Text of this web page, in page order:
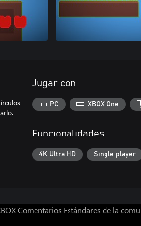
Jugar con
PC XBOX One
Funcionalidades
4K Ultra HD Single player
Comentarios Estándares de la